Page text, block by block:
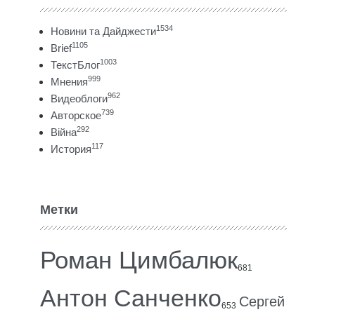
Новини та Дайджести1534
Brief1105
ТекстБлог1003
Мнения999
Видеоблоги962
Авторское739
Війна292
История117
Метки
Роман Цимбалюк681
Антон Санченко653 Сергей